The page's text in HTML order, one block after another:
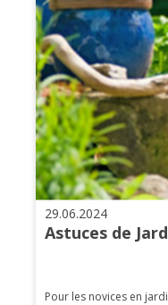
29.06.2024
Astuces de
Pour les novices en